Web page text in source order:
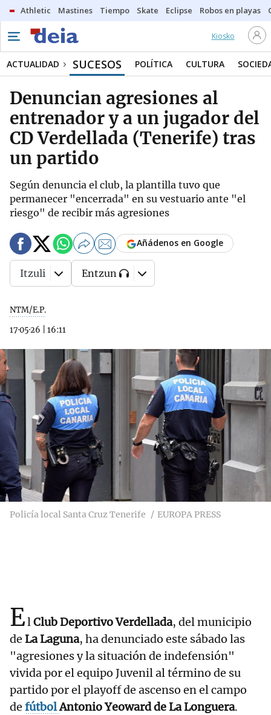
Athletic Mastines Tiempo Skate Eclipse Robos en playas
Kiosko
ACTUALIDAD SUCESOS POLÍTICA CULTURA
Denuncian agresiones al
entrenador y a un jugador del
CD Verdellada (Tenerife) tras
un partido
Según denuncia el club, la plantilla tuvo que
permanecer "encerrada" en su vestuario ante "el
riesgo" de recibir más agresiones
NTM/E.P.
17·05·26
16:11
Añádenos en Google
Itzuli Entzun
Policía local Santa Cruz Tenerife EUROPA PRESS
ElClub Deportivo Verdellada, del municipio
de La Laguna, ha denunciado este sábado las
"agresiones y la situación de indefensión"
vivida por el equipo Juvenil al término de su
partido por el playoff de ascenso en el campo
de fútbolAntonio Yeoward de La Longuera.